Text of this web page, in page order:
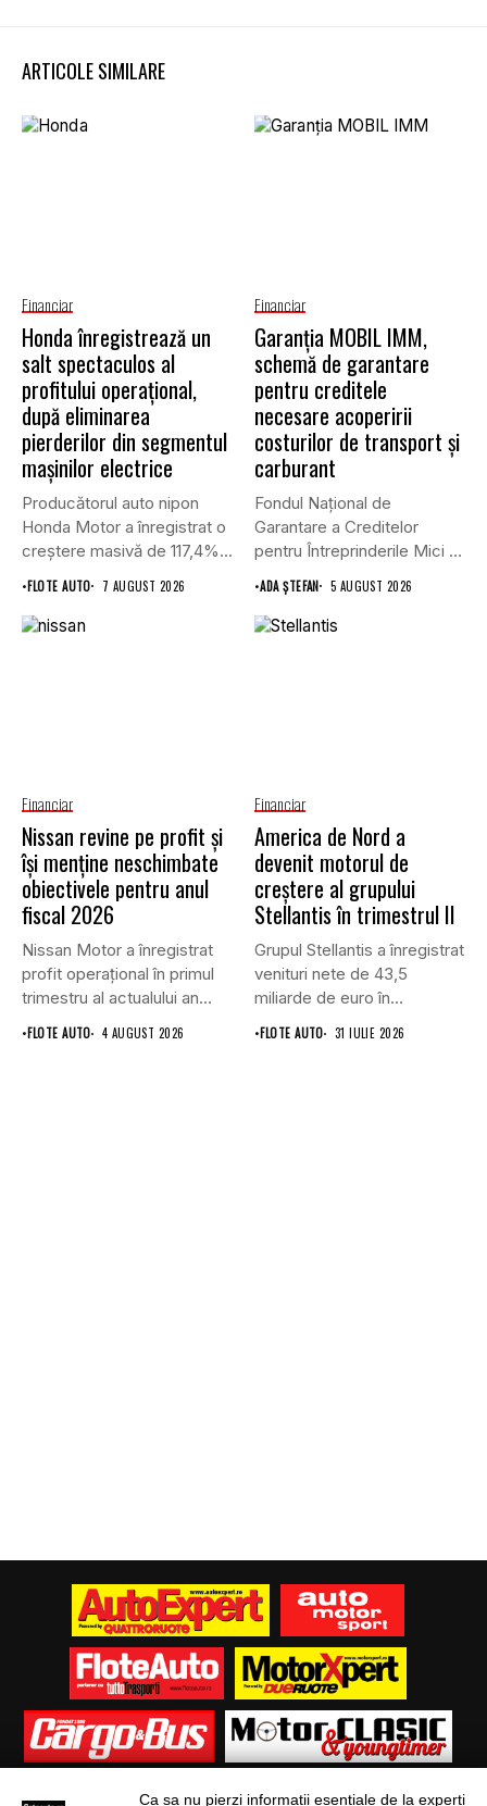
ARTICOLE SIMILARE
Financiar
Honda înregistrează un
salt spectaculos al
profitului operațional,
după eliminarea
pierderilor din segmentul
mașinilor electrice
Producătorul auto nipon
Honda Motor a înregistrat o
creștere masivă de 117,4%...
•FLOTE AUTO 7 AUGUST 2026
Financiar
Garanţia MOBIL IMM,
schemă de garantare
pentru creditele
necesare acoperirii
costurilor de transport şi
carburant
Fondul Național de
Garantare a Creditelor
pentru Întreprinderile Mici și
Mijlocii (FNGCIMM)...
•ADA ȘTEFAN 5 AUGUST 2026
Financiar
Nissan revine pe profit și
își menține neschimbate
obiectivele pentru anul
fiscal 2026
Nissan Motor a înregistrat
profit operațional în primul
trimestru al actualului an...
•FLOTE AUTO 4 AUGUST 2026
Financiar
America de Nord a
devenit motorul de
creștere al grupului
Stellantis în trimestrul II
Grupul Stellantis a înregistrat
venituri nete de 43,5
miliarde de euro în...
•FLOTE AUTO 31 IULIE 2026
Ca sa nu pierzi informatii esentiale de la experti